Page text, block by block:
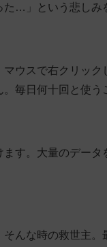
…」という悲しみ
ウスで右クリッ
毎日何十回と使う
す。大量のデー
んな時の救世主